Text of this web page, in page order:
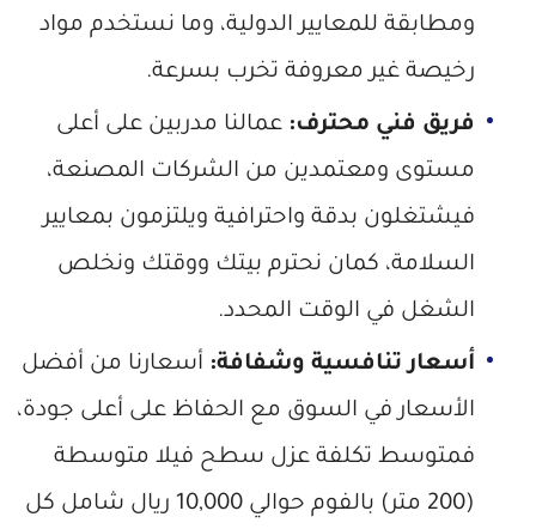
ومطابقة للمعايير الدولية، وما نستخدم مواد
رخيصة غير معروفة تخرب بسرعة.
فريق فني محترف: عمالنا مدربين على أعلى
مستوى ومعتمدين من الشركات المصنعة،
فيشتغلون بدقة واحترافية ويلتزمون بمعايير
السلامة، كمان نحترم بيتك ووقتك ونخلص
الشغل في الوقت المحدد.
أسعار تنافسية وشفافة: أسعارنا من أفضل
الأسعار في السوق مع الحفاظ على أعلى جودة،
فمتوسط تكلفة عزل سطح فيلا متوسطة
(200 متر) بالفوم حوالي 10,000 ريال شامل كل